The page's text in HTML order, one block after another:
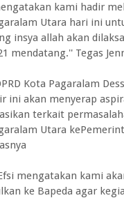
kami hadir
Utara hari ini
insya allah akan
mendatang.'' Tegas
Kota Pagaralam
ini akan menyerap
terkait
Utara
mengatakan kami
ke Bapeda agar